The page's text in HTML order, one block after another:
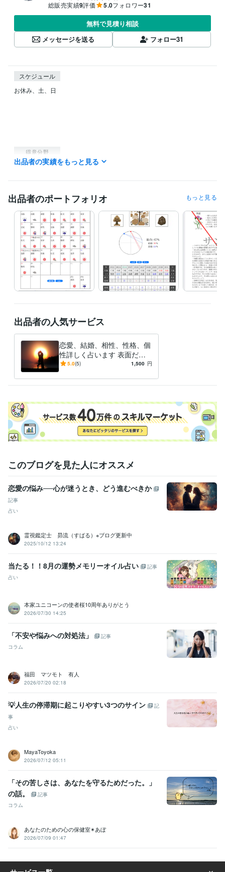
総販売実績9評価 5.0フォロワー31
無料で見積り相談
メッセージを送る
フォロー31
スケジュール
お休み、土、日
得意分野
占い 性格診断、個性分析
出品者の実績をもっと見る
出品者のポートフォリオ もっと見る
出品者の人気サービス
恋愛、結婚、相性、性格、個
性詳しく占います 表面だけ
ではわからない本当の自分自
5.0(5) 1,500 円
このブログを見た人にオススメ
恋愛の悩み──心が迷うとき、どう進むべきか
記事
占い
霊視鑑定士 昴流（すばる）※ブログ更新中
2025/10/12 13:24
当たる！！8月の運勢メモリーオイル占い
記事
占い
本家ユニコーンの使者桜10周年ありがとう
2026/07/30 14:25
「不安や悩みへの対処法」
記事
コラム
福田 マツモト 有人
2026/07/20 02:18
💡人生の停滞期に起こりやすい3つのサイン
記
事
占い
MayaToyoka
2026/07/12 05:11
「その苦しさは、あなたを守るためだった。」
の話。
記事
コラム
あなたのための心の保健室✴あぼ
2026/07/09 01:47